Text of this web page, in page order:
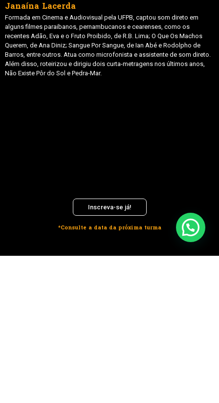
Janaína Lacerda
Formada em Cinema e Audiovisual pela UFPB, captou som direto em
alguns filmes paraibanos, pernambucanos e cearenses, como os
recentes Adão, Eva e o Fruto Proibido, de R.B. Lima; O Que Os Machos
Querem, de Ana Diniz; Sangue Por Sangue, de Ian Abé e Rodolpho de
Barros, entre outros. Atua como microfonista e assistente de som direto.
Além disso, roteirizou e dirigiu dois curta-metragens nos últimos anos,
Não Existe Pôr do Sol e Pedra-Mar.
Inscreva-se já!
*Consulte a data da próxima turma